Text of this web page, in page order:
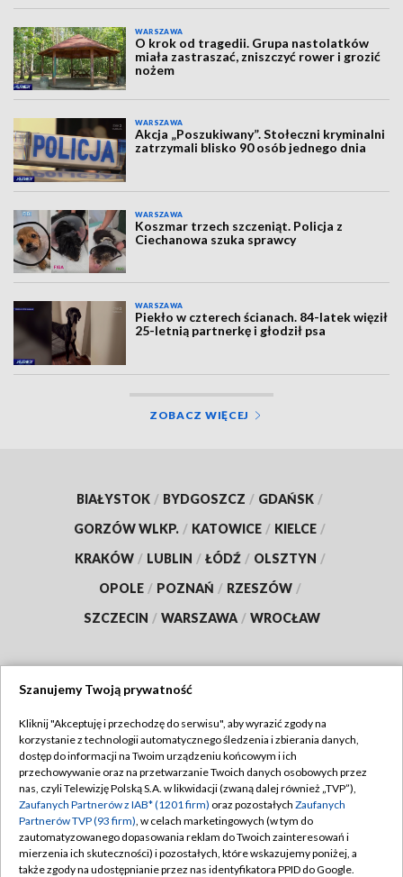
WARSZAWA
O krok od tragedii. Grupa nastolatków
miała zastraszać, zniszczyć rower i grozić
nożem
WARSZAWA
Akcja „Poszukiwany”. Stołeczni kryminalni
zatrzymali blisko 90 osób jednego dnia
WARSZAWA
Koszmar trzech szczeniąt. Policja z
Ciechanowa szuka sprawcy
WARSZAWA
Piekło w czterech ścianach. 84-latek więził
25-letnią partnerkę i głodził psa
ZOBACZ WIĘCEJ
BIAŁYSTOK / BYDGOSZCZ / GDAŃSK /
GORZÓW WLKP. / KATOWICE / KIELCE /
KRAKÓW / LUBLIN / ŁÓDŹ / OLSZTYN /
OPOLE / POZNAŃ / RZESZÓW /
SZCZECIN / WARSZAWA / WROCŁAW
TVP
Abonament TVP
Emisja w TVP
Centrum informacji TVP
Naziemna Telewizja Cyfrowa
Regulamin TVP
Polityka prywatności
Moje zgody
Pomoc
Szanujemy Twoją prywatność
Kliknij "Akceptuję i przechodzę do serwisu", aby wyrazić zgody na
korzystanie z technologii automatycznego śledzenia i zbierania danych,
dostęp do informacji na Twoim urządzeniu końcowym i ich
przechowywanie oraz na przetwarzanie Twoich danych osobowych przez
nas, czyli Telewizję Polską S.A. w likwidacji (zwaną dalej również „TVP”),
Zaufanych Partnerów z IAB* (1201 firm) oraz pozostałych Zaufanych
Partnerów TVP (93 firm), w celach marketingowych (w tym do
zautomatyzowanego dopasowania reklam do Twoich zainteresowań i
mierzenia ich skuteczności) i pozostałych, które wskazujemy poniżej, a
także zgody na udostępnianie przez nas identyfikatora PPID do Google.